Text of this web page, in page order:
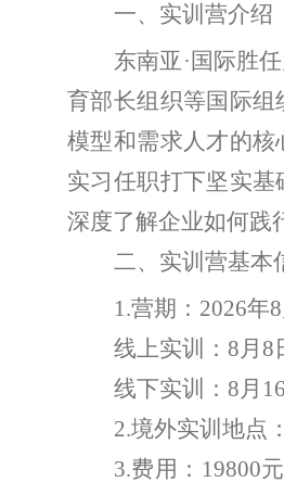
一、实训营介绍
东南亚 · 国际胜
育部长组织等国际
模型和需求人才的
实习任职打下坚实
深度了解企业如何践
二、实训营基本
1.营期： 2026年8
线上实训： 8月 8
线下实训： 8月 16
2.境外实训地点
3.费用： 19800元